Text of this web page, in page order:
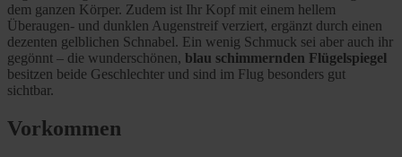
dem ganzen Körper. Zudem ist Ihr Kopf mit einem hellem
Überaugen- und dunklen Augenstreif verziert, ergänzt durch einen
dezenten gelblichen Schnabel. Ein wenig Schmuck sei aber auch ihr
gegönnt – die wunderschönen, blau schimmernden Flügelspiegel
besitzen beide Geschlechter und sind im Flug besonders gut
sichtbar.
Vorkommen